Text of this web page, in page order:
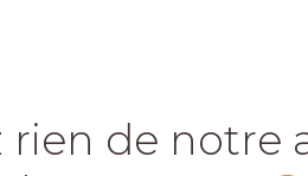
rien de notre